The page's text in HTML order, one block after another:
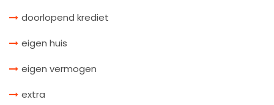
doorlopend krediet
eigen huis
eigen vermogen
extra